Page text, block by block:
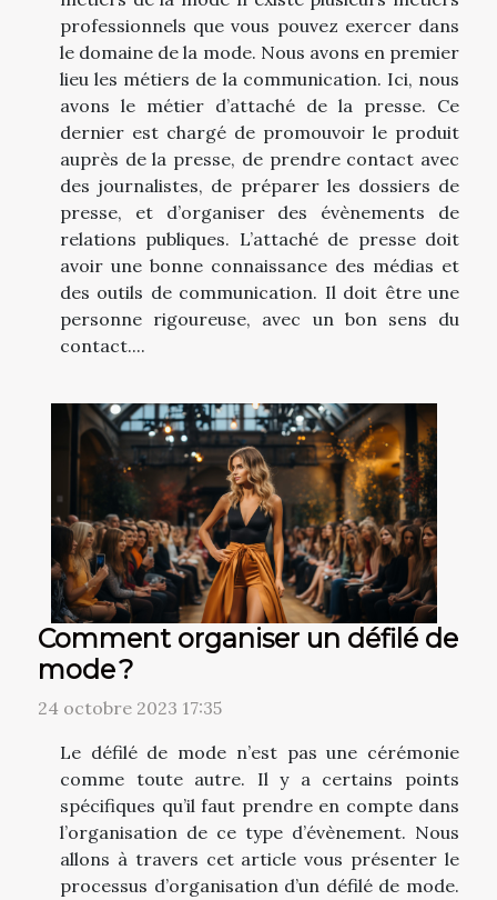
professionnels que vous pouvez exercer dans
le domaine de la mode. Nous avons en premier
lieu les métiers de la communication. Ici, nous
avons le métier d’attaché de la presse. Ce
dernier est chargé de promouvoir le produit
auprès de la presse, de prendre contact avec
des journalistes, de préparer les dossiers de
presse, et d’organiser des évènements de
relations publiques. L’attaché de presse doit
avoir une bonne connaissance des médias et
des outils de communication. Il doit être une
personne rigoureuse, avec un bon sens du
contact....
Comment organiser un défilé de
mode ?
24 octobre 2023 17:35
Le défilé de mode n’est pas une cérémonie
comme toute autre. Il y a certains points
spécifiques qu’il faut prendre en compte dans
l’organisation de ce type d’évènement. Nous
allons à travers cet article vous présenter le
processus d’organisation d’un défilé de mode.